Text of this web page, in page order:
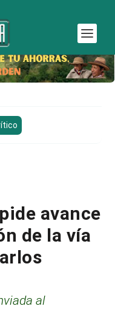
avance
de la vía
al